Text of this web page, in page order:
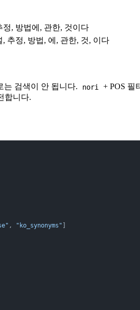
, 방법에, 관한, 것이다
추정, 방법, 에, 관한, 것, 이다
는 검색이 안 됩니다. nori
+ POS 필
합니다.
, "ko_synonyms"